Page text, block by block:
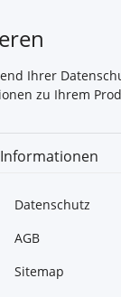
Ihrer
zu Ihrem
Informationen
Datenschutz
AGB
Sitemap